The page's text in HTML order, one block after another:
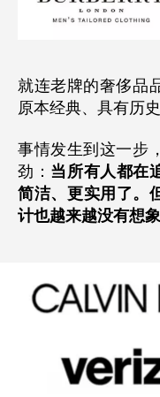
就连老牌的奢侈品
原本经典、具有历
事情发生到这一步
劲： 当所有人都在
简洁、更实用了。
计也越来越没有想